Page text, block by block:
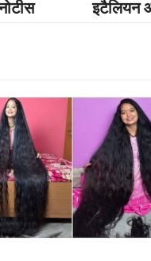
इटैलियन